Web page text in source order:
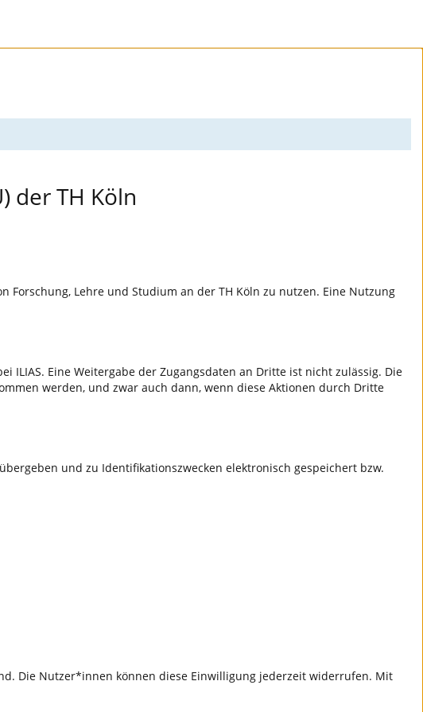
der TH Köln
Forschung, Lehre und Studium an der TH Köln zu nutzen. Eine Nutzung
Eine Weitergabe der Zugangsdaten an Dritte ist nicht zulässig. Die
werden, und zwar auch dann, wenn diese Aktionen durch Dritte
und zu Identifikationszwecken elektronisch gespeichert bzw.
Die Nutzer*innen können diese Einwilligung jederzeit widerrufen. Mit